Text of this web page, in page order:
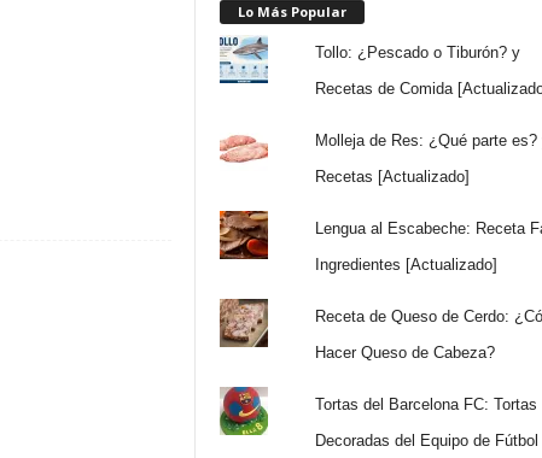
Lo Más Popular
Tollo: ¿Pescado o Tiburón? y
Recetas de Comida
Molleja de Res: ¿Qué parte es?
Recetas [Actualizado]
Lengua al Escabeche: Receta
Ingredientes [Actualizado]
Receta de Queso de Cerdo:
Hacer Queso de Cabeza?
Tortas del Barcelona FC: Tortas
Decoradas del Equipo de Fútbol